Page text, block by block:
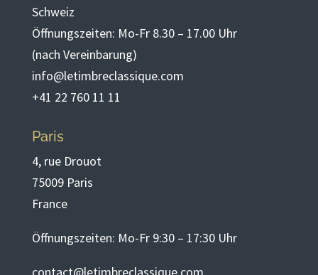
Schweiz
Öffnungszeiten: Mo-Fr 8.30 – 17.00 Uhr
(nach Vereinbarung)
info@letimbreclassique.com
+41 22 760 11 11
Paris
4, rue Drouot
75009 Paris
France
Öffnungszeiten: Mo-Fr 9:30 – 17:30 Uhr